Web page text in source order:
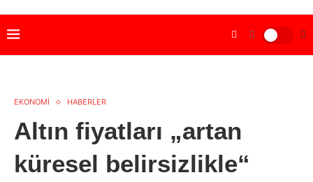
EKONOMİ HABERLER
Altın fiyatları „artan
küresel belirsizlikle“